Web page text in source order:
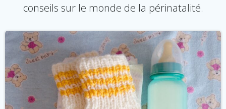
conseils sur le monde de la périnatalité.